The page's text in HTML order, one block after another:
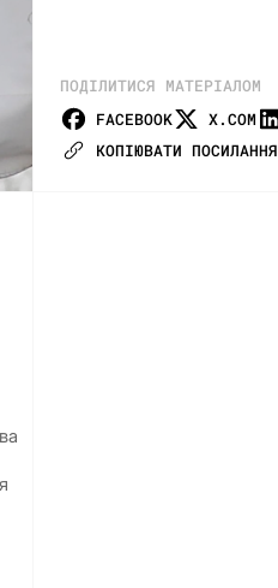
ПОДІЛИТИСЯ МАТЕРІАЛОМ
FACEBOOK
X.COM
КОПІЮВАТИ ПОСИЛАННЯ